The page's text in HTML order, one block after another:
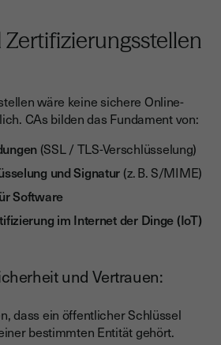
wäre keine sichere Online-
CAs bilden das Fundament von:
(SSL / TLS-Verschlüsselung)
und Signatur (z. B. S/MIME)
Software
im Internet der Dinge (IoT)
und Vertrauen:
dass ein öffentlicher Schlüssel
bestimmten Entität gehört.